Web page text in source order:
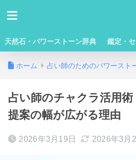
天然石・パワーストーン辞典 鑑定・
ホーム 占い師のためのパワースト
占い師のチャクラ活用術
提案の幅が広がる理由
2026年3月19日 2026年3月